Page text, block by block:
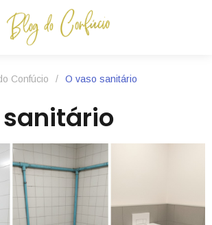
Confúcio / O vaso sanitário